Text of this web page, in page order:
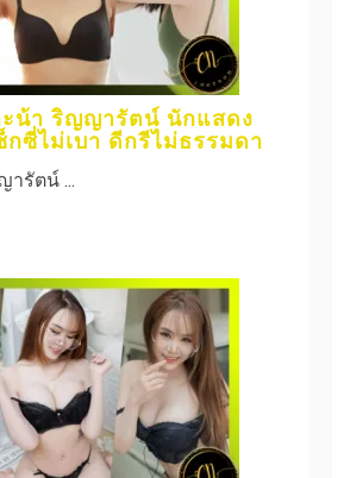
น้า ริญญารัตน์ นักแสดง
กซี่ไม่เบา ดีกรีไม่ธรรมดา
รัตน์ ...